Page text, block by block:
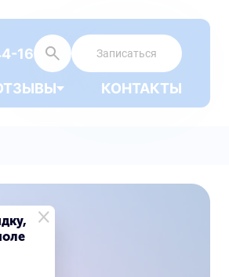
16 Записаться
КОНТАКТЫ
×